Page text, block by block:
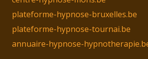
plateforme-hypnose-bruxelles.be
plateforme-hypnose-tournai.be
annuaire-hypnose-